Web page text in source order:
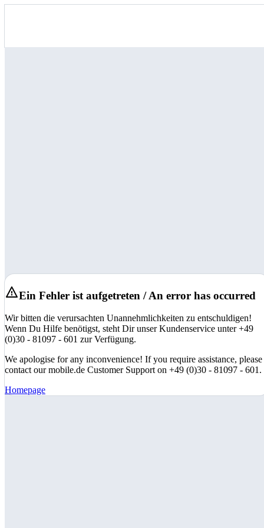
Ein Fehler ist aufgetreten / An error has occurred
Wir bitten die verursachten Unannehmlichkeiten zu entschuldigen!
Wenn Du Hilfe benötigst, steht Dir unser Kundenservice unter +49
(0)30 - 81097 - 601 zur Verfügung.
We apologise for any inconvenience! If you require assistance, please
contact our mobile.de Customer Support on +49 (0)30 - 81097 - 601.
Homepage